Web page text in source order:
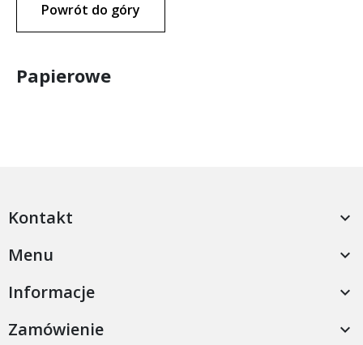
Powrót do góry
Papierowe
Kontakt 
Menu 
Informacje 
Zamówienie 